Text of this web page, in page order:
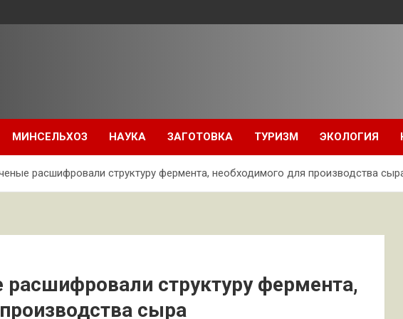
МИНСЕЛЬХОЗ НАУКА ЗАГОТОВКА ТУРИЗМ ЭКОЛОГИЯ
расшифровали структуру фермента, необходимого для производства
расшифровали структуру фермента,
сыра